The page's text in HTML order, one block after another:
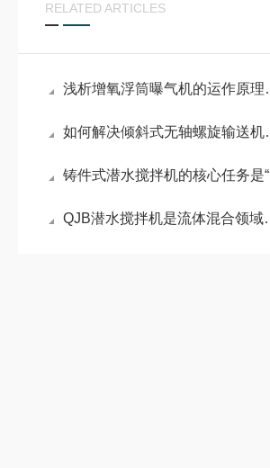
RELATED ARTICLES
浅析增氧浮筒曝气机的运作原理有哪些
如何解决倾斜式无轴螺旋输送机的常见故障
铸件式潜水搅拌机的核心任务是“搅动水流”
QJB潜水搅拌机是流体混合领域的核心设备